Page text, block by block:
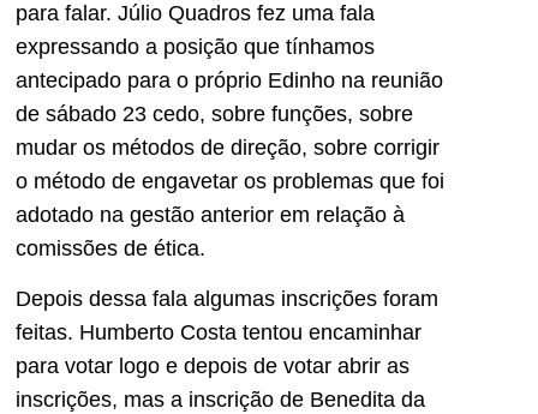
para falar. Júlio Quadros fez uma fala
expressando a posição que tínhamos
antecipado para o próprio Edinho na reunião
de sábado 23 cedo, sobre funções, sobre
mudar os métodos de direção, sobre corrigir
o método de engavetar os problemas que foi
adotado na gestão anterior em relação à
comissões de ética.
Depois dessa fala algumas inscrições foram
feitas. Humberto Costa tentou encaminhar
para votar logo e depois de votar abrir as
inscrições, mas a inscrição de Benedita da